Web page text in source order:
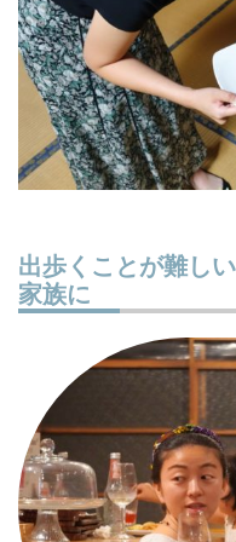
出歩くことが難し
家族に